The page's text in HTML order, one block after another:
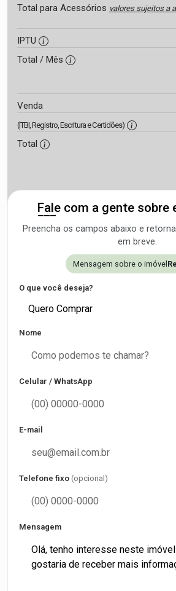
Total para Acessórios valores sujeitos a
IPTU
Total / Mês
Venda
(ITBI, Registro, Escritura e Certidões)
Total
Fale com a gente sobre
Preencha os campos abaixo e
em breve.
Mensagem sobre o imóvel
O que você deseja?
Quero Comprar
Nome
Celular / WhatsApp
E-mail
Telefone fixo (opcional)
Mensagem